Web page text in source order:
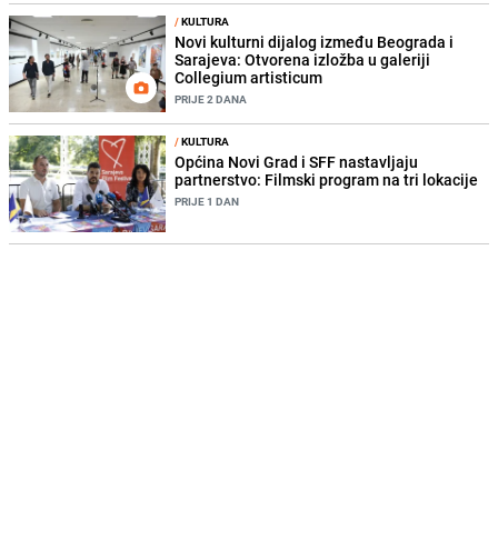
/KULTURA
Novi kulturni dijalog između Beograda i
Sarajeva: Otvorena izložba u galeriji
Collegium artisticum
PRIJE 2 DANA
/KULTURA
Općina Novi Grad i SFF nastavljaju
partnerstvo: Filmski program na tri lokacije
PRIJE 1 DAN